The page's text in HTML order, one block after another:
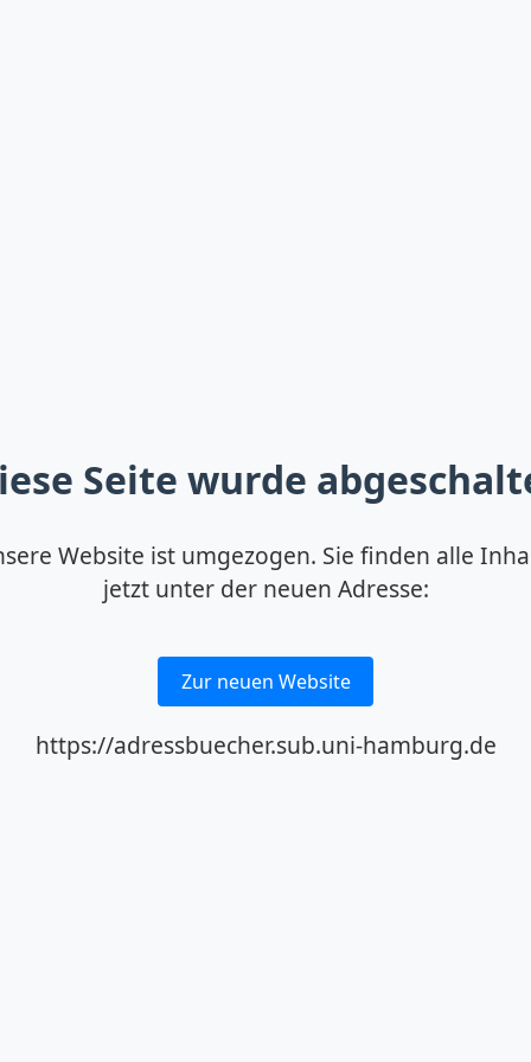
Seite wurde
Website ist umgezogen. Sie finden alle
jetzt unter der neuen Adresse:
Zur neuen Website
https://adressbuecher.sub.uni-hamburg.de